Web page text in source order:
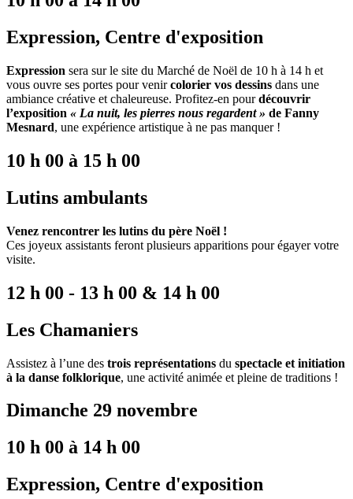
Expression, Centre d'exposition
Expression sera sur le site du Marché de Noël de 10 h à 14 h et
vous ouvre ses portes pour venircolorier vos dessins dans une
ambiance créative et chaleureuse. Profitez-en pourdécouvrir
l’exposition « La nuit, les pierres nous regardent » de Fanny
Mesnard, une expérience artistique à ne pas manquer !
10 h 00 à 15 h 00
Lutins ambulants
Venez rencontrer les lutins du père Noël !
Ces joyeux assistants feront plusieurs apparitions pour égayer votre
visite.
12 h 00 - 13 h 00 & 14 h 00
Les Chamaniers
Assistez à l’une des trois représentations du spectacle et initiation
à la danse folklorique, une activité animée et pleine de traditions !
Dimanche 29 novembre
10 h 00 à 14 h 00
Expression, Centre d'exposition